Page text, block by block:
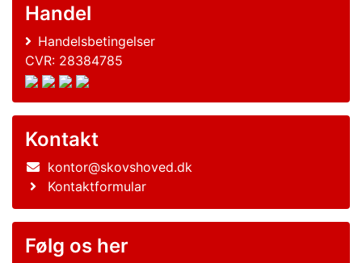
Handel
Handelsbetingelser
CVR: 28384785
Kontakt
kontor@skovshoved.dk
Kontaktformular
Følg os her